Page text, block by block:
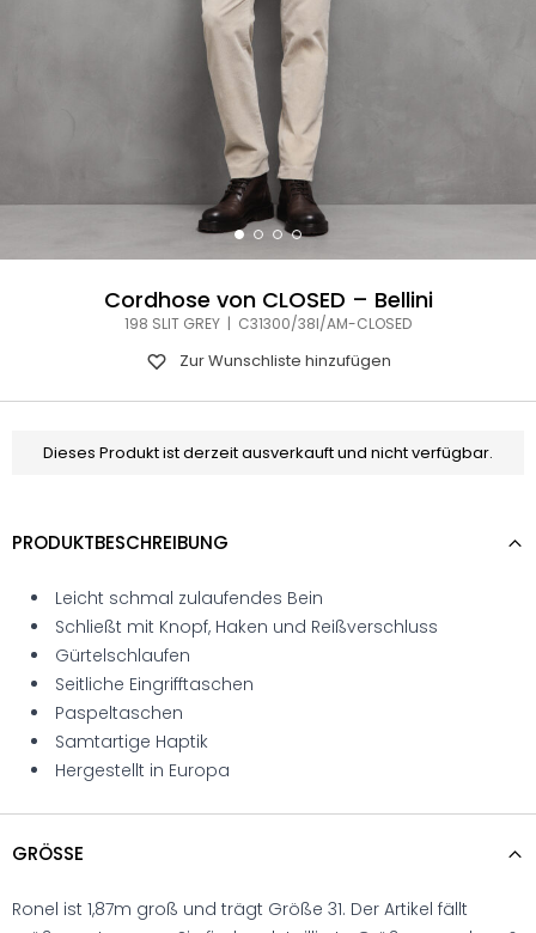
Cordhose von CLOSED – Bellini
198 SLIT GREY | C31300/38I/AM-CLOSED
Zur Wunschliste hinzufügen
Dieses Produkt ist derzeit ausverkauft und nicht verfügbar.
PRODUKTBESCHREIBUNG
Leicht schmal zulaufendes Bein
Schließt mit Knopf, Haken und Reißverschluss
Gürtelschlaufen
Seitliche Eingrifftaschen
Paspeltaschen
Samtartige Haptik
Hergestellt in Europa
GRÖSSE
Ronel ist 1,87m groß und trägt Größe 31. Der Artikel fällt